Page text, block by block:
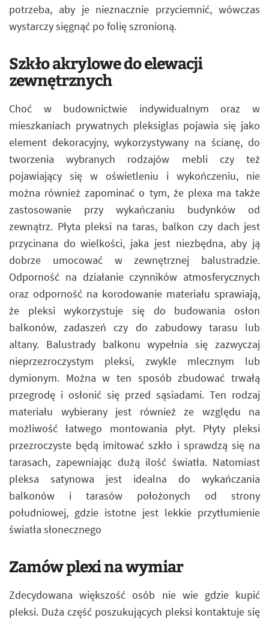
potrzeba, aby je nieznacznie przyciemnić, wówczas
wystarczy sięgnąć po folię szronioną.
Szkło akrylowe do elewacji
zewnętrznych
Choć w budownictwie indywidualnym oraz w
mieszkaniach prywatnych pleksiglas pojawia się jako
element dekoracyjny, wykorzystywany na ścianę, do
tworzenia wybranych rodzajów mebli czy też
pojawiający się w oświetleniu i wykończeniu, nie
można również zapominać o tym, że plexa ma także
zastosowanie przy wykańczaniu budynków od
zewnątrz. Płyta pleksi na taras, balkon czy dach jest
przycinana do wielkości, jaka jest niezbędna, aby ją
dobrze umocować w zewnętrznej balustradzie.
Odporność na działanie czynników atmosferycznych
oraz odporność na korodowanie materiału sprawiają,
że pleksi wykorzystuje się do budowania osłon
balkonów, zadaszeń czy do zabudowy tarasu lub
altany. Balustrady balkonu wypełnia się zazwyczaj
nieprzezroczystym pleksi, zwykle mlecznym lub
dymionym. Można w ten sposób zbudować trwałą
przegrodę i osłonić się przed sąsiadami. Ten rodzaj
materiału wybierany jest również ze względu na
możliwość łatwego montowania płyt. Płyty pleksi
przezroczyste będą imitować szkło i sprawdzą się na
tarasach, zapewniając dużą ilość światła. Natomiast
pleksa satynowa jest idealna do wykańczania
balkonów i tarasów położonych od strony
południowej, gdzie istotne jest lekkie przytłumienie
światła słonecznego
Zamów plexi na wymiar
Zdecydowana większość osób nie wie gdzie kupić
pleksi. Duża część poszukujących pleksi kontaktuje się